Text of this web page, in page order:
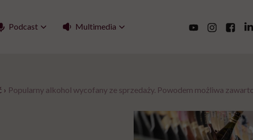
Podcast Multimedia
› Popularny alkohol wycofany ze sprzedaży. Powodem możliwa